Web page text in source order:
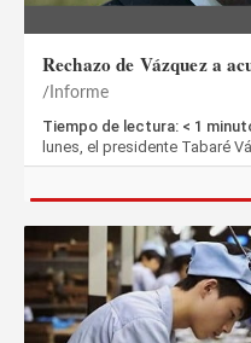
Rechazo de Vázquez a
Informe
Tiempo de lectura: < 1
lunes, el presidente Tabaré